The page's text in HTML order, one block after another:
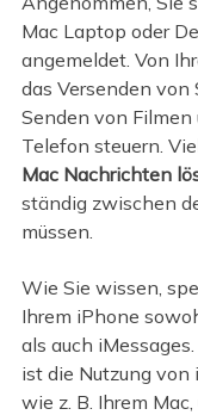
Mac Laptop oder
angemeldet. Von
das Versenden von
Senden von
Telefon steuern.
Mac Nachrichten
ständig zwischen
müssen.
Wie Sie wissen,
Ihrem iPhone
als auch
ist die Nutzung von
wie z. B. Ihrem